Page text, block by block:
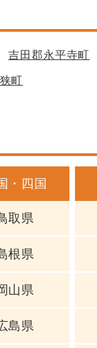
吉田郡永平寺町
町
・四国
取県
根県
山県
島県